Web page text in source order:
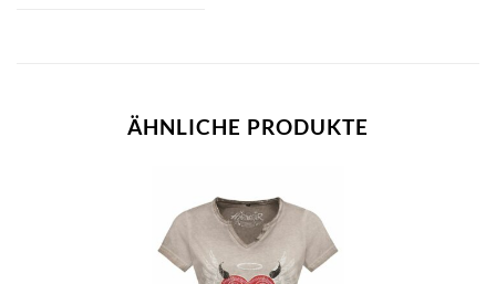
ÄHNLICHE PRODUKTE